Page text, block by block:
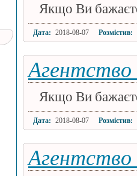
Якщо Ви
Дата: 2018-08-07 Розмістив:
Агентство
Якщо Ви
Дата: 2018-08-07 Розмістив:
Агентство